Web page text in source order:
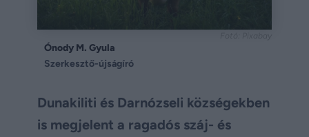
Ónody M. Gyula
Szerkesztő-újságíró
Dunakiliti és Darnózseli községekben
is megjelent a ragadós száj- és